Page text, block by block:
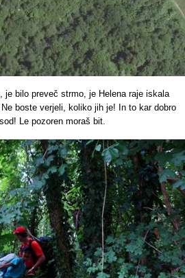
je bilo preveč strmo, je Helena raje iskala
boste verjeli, koliko jih je! In to kar dobro
Le pozoren moraš bit.